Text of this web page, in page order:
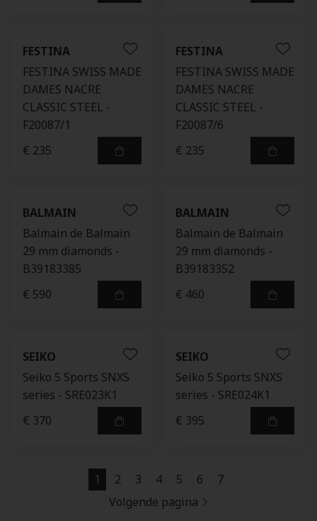
FESTINA
FESTINA SWISS MADE
DAMES NACRE
CLASSIC STEEL -
F20087/1
€ 235
FESTINA
FESTINA SWISS MADE
DAMES NACRE
CLASSIC STEEL -
F20087/6
€ 235
BALMAIN
Balmain de Balmain
29 mm diamonds -
B39183385
€ 590
BALMAIN
Balmain de Balmain
29 mm diamonds -
B39183352
€ 460
SEIKO
Seiko 5 Sports SNXS
series - SRE023K1
€ 370
SEIKO
Seiko 5 Sports SNXS
series - SRE024K1
€ 395
1 2 3 4 5 6
7
Volgende pagina